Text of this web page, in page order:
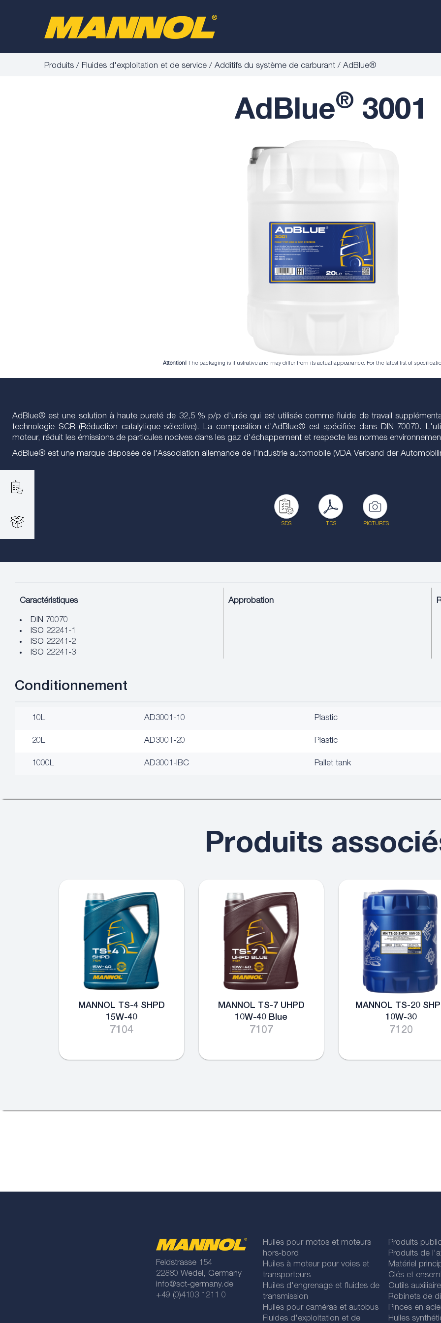
Produits Fluides d'exploitation et de service Additifs du système de carburant AdBlue®
AdBlue® 3001
Attention! The packaging is illustrative and may differ from its actual appearance. For the latest list of
AdBlue® est une solution à haute pureté de 32,5 % p/p d'urée qui est utilisée comme fluide de travail
technologie SCR (Réduction catalytique sélective). La composition d'AdBlue® est spécifiée dans DIN 70070.
moteur, réduit les émissions de particules nocives dans les gaz d'échappement et respecte les normes
AdBlue® est une marque déposée de l'Association allemande de l'industrie automobile (VDA Verband der
SDS TDS PICTURES
Caractéristiques
DIN 70070
ISO 22241-1
ISO 22241-2
ISO 22241-3
Approbation
Conditionnement
10L AD3001-10 Plastic
20L AD3001-20 Plastic
1000L AD3001-IBC Pallet tank
Produits
MANNOL TS-4 SHPD
15W-40
7104
MANNOL TS-7 UHPD
10W-40 Blue
7107
MANNOL TS-20
10W-30
7120
Feldstrasse 154
22880 Wedel, Germany
info@sct-germany.de
+49 (0)4103 1211 0
Huiles pour motos et moteurs
hors-bord
Huiles à moteur pour voies et
transporteurs
Huiles d'engrenage et fluides de
transmission
Huiles pour caméras et autobus
Fluides d'exploitation et de
Produits
Produits de
Matériel
Clés et
Outils
Robinets de
Pinces en
Huiles